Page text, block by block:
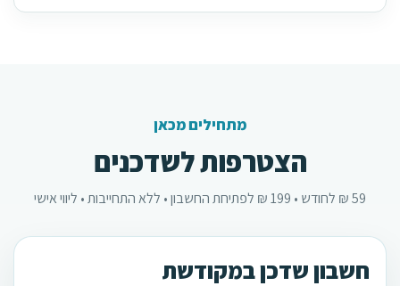
מתחילים מכאן
הצטרפות לשדכנים
59 ₪ לחודש • 199 ₪ לפתיחת החשבון • ללא התחייבות • ליווי אישי
חשבון שדכן במקודשת